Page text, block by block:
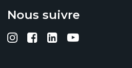
Nous suivre
Suivez-nous sur
Suivez-nous sur
Suivez-nous
Suivez-